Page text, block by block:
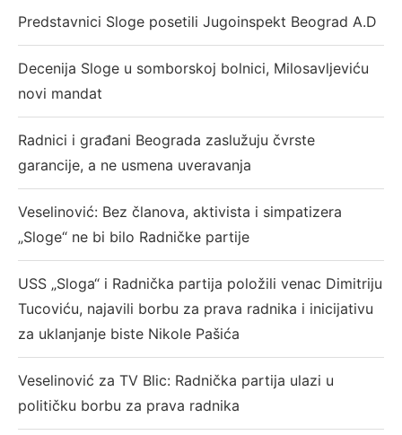
Predstavnici Sloge posetili Jugoinspekt Beograd A.D
Decenija Sloge u somborskoj bolnici, Milosavljeviću
novi mandat
Radnici i građani Beograda zaslužuju čvrste
garancije, a ne usmena uveravanja
Veselinović: Bez članova, aktivista i simpatizera
„Sloge“ ne bi bilo Radničke partije
USS „Sloga“ i Radnička partija položili venac Dimitriju
Tucoviću, najavili borbu za prava radnika i inicijativu
za uklanjanje biste Nikole Pašića
Veselinović za TV Blic: Radnička partija ulazi u
političku borbu za prava radnika